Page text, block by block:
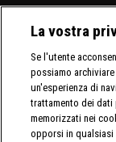
La vostra
Se l'utente
possiamo
un'esperienza di
trattamento dei
memorizzati nei
opporsi in qualsiasi